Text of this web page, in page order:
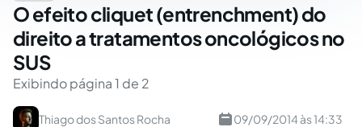
O efeito cliquet (entrenchment) do
direito a tratamentos oncológicos no
SUS
Exibindo página 1 de 2
Thiago dos Santos Rocha 09/09/2014 às 14:33